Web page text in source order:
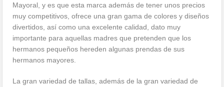
Mayoral, y es que esta marca además de tener unos precios
muy competitivos, ofrece una gran gama de colores y diseños
divertidos, así como una excelente calidad, dato muy
importante para aquellas madres que pretenden que los
hermanos pequeños hereden algunas prendas de sus
hermanos mayores.
La gran variedad de tallas, además de la gran variedad de